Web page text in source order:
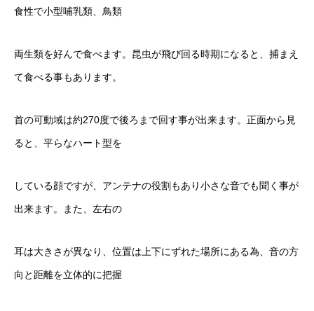
食性で小型哺乳類、鳥類
両生類を好んで食べます。昆虫が飛び回る時期になると、捕まえ
て食べる事もあります。
首の可動域は約270度で後ろまで回す事が出来ます。正面から見
ると、平らなハート型を
している顔ですが、アンテナの役割もあり小さな音でも聞く事が
出来ます。また、左右の
耳は大きさが異なり、位置は上下にずれた場所にある為、音の方
向と距離を立体的に把握